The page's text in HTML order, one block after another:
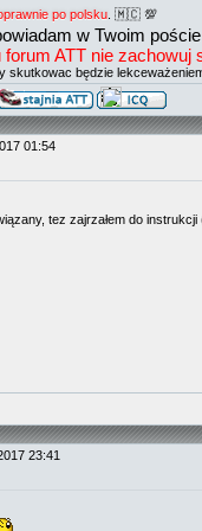
po polsku . 🇲🇨 💯
w Twoim
ATT nie zachowuj
skutkowac będzie
01:54
tez zajrzałem do
23:41